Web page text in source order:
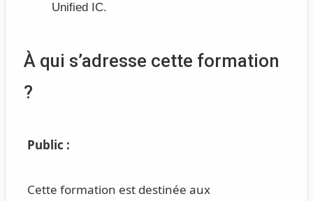
Unified IC.
À qui s’adresse cette formation
?
Public :
Cette formation est destinée aux